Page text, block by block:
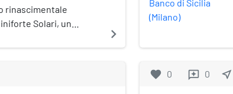
rinascimentale
Solari, un
in piazza del
per l'ampliamento
navigate_next
favorite 0 reviews 0 near_me